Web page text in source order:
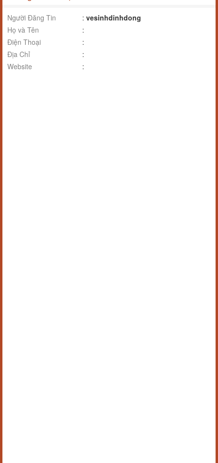
Người Đăng Tin : vesinhdinhdong
Họ và Tên
:
Điện Thoại
:
Địa Chỉ
:
Website
: